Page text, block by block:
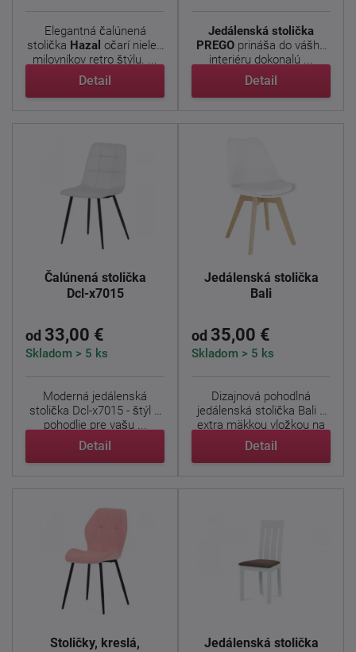
Elegantná čalúnená
stolička Hazal očarí nielen
milovníkov retro štýlu. ...
Detail
Jedálenská stolička
PREGO prináša do vášho
interiéru dokonalú ...
Detail
Čalúnená stolička
Dcl-x7015
od 33,00 €
Skladom > 5 ks
Moderná jedálenská
stolička Dcl-x7015 - štýl a
pohodlie pre vašu ...
Detail
Jedálenská stolička
Bali
od 35,00 €
Skladom > 5 ks
Dizajnová pohodlná
jedálenská stolička Bali s
extra mäkkou vložkou na
...
Detail
Stoličky, kreslá,
Jedálenská stolička